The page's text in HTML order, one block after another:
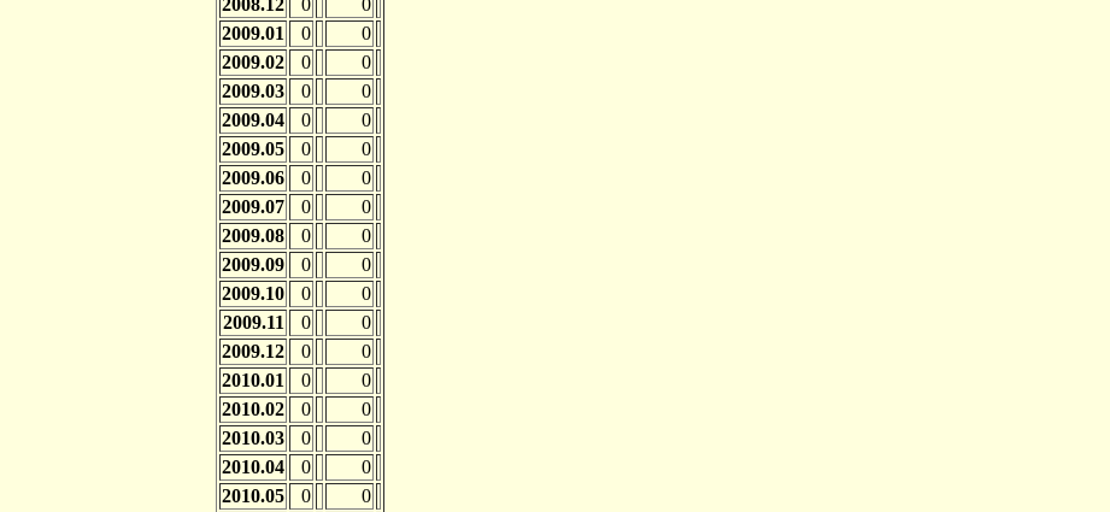
2008.12
0
0
2009.01
0
0
2009.02
0
0
2009.03
0
0
2009.04
0
0
2009.05
0
0
2009.06
0
0
2009.07
0
0
2009.08
0
0
2009.09
0
0
2009.10
0
0
2009.11
0
0
2009.12
0
0
2010.01
0
0
2010.02
0
0
2010.03
0
0
2010.04
0
0
2010.05
0
0